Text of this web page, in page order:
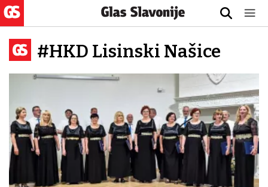
#HKD Lisinski Našice